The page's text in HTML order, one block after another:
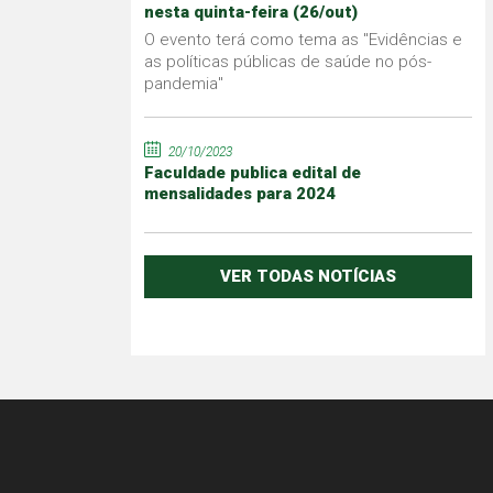
nesta quinta-feira (26/out)
O evento terá como tema as "Evidências e
as políticas públicas de saúde no pós-
pandemia"
20/10/2023
Faculdade publica edital de
mensalidades para 2024
VER TODAS NOTÍCIAS